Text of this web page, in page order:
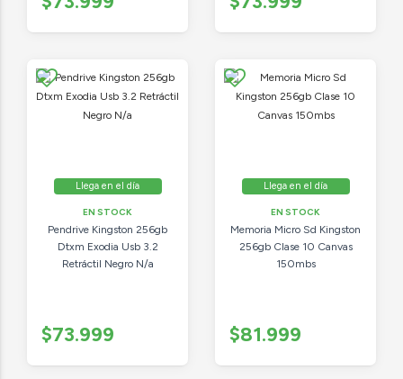
Llega en el día
EN STOCK
Pendrive Kingston 256gb
Dtxm Exodia Usb 3.2
Retráctil Negro N/a
$73.999
Llega en el día
EN STOCK
Memoria Micro Sd Kingston
256gb Clase 10 Canvas
150mbs
$81.999